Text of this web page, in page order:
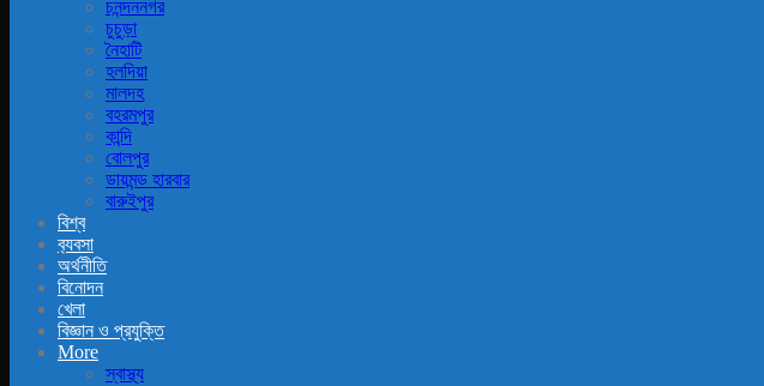
চনন্দননগর
চুচুড়া
নৈহাটি
হলদিয়া
মালদহ
বহরমপুর
কান্দি
বোলপুর
ডায়মন্ড হারবার
বারুইপুর
বিশ্ব
ব‍্যবসা
অর্থনীতি
বিনোদন
খেলা
বিজ্ঞান ও প্রযুক্তি
More
স্বাস্থ্য